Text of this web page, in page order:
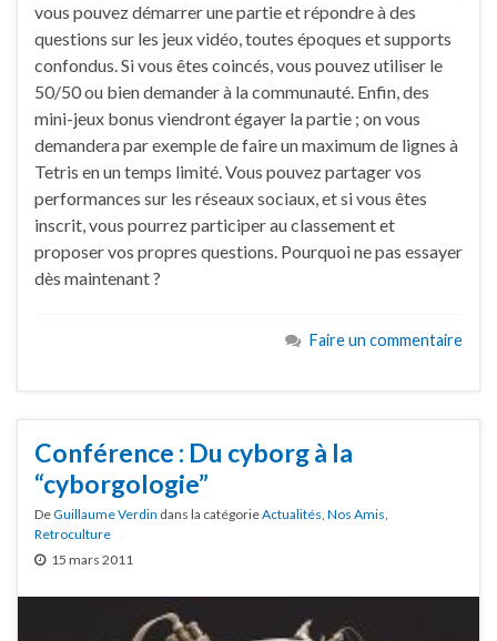
vous pouvez démarrer une partie et répondre à des
questions sur les jeux vidéo, toutes époques et supports
confondus. Si vous êtes coincés, vous pouvez utiliser le
50/50 ou bien demander à la communauté. Enfin, des
mini-jeux bonus viendront égayer la partie ; on vous
demandera par exemple de faire un maximum de lignes à
Tetris en un temps limité. Vous pouvez partager vos
performances sur les réseaux sociaux, et si vous êtes
inscrit, vous pourrez participer au classement et
proposer vos propres questions. Pourquoi ne pas essayer
dès maintenant ?
Faire un commentaire
Conférence : Du cyborg à la
“cyborgologie”
DeGuillaume Verdin dans la catégorieActualités Nos Amis
Retroculture
15 mars 2011